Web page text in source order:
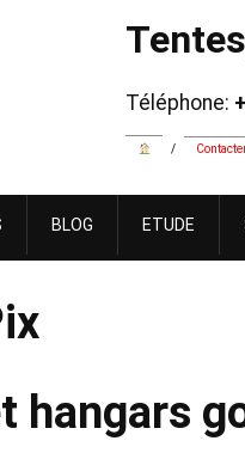
Téléphone:
/
BLOG ETUDE
hangars